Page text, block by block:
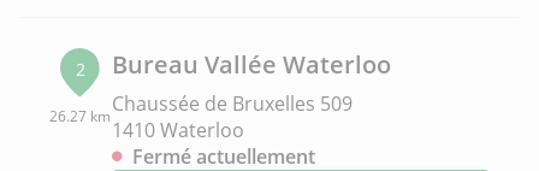
2
26.27 km
Bureau Vallée Waterloo
Chaussée de Bruxelles 509
1410 Waterloo
Fermé actuellement